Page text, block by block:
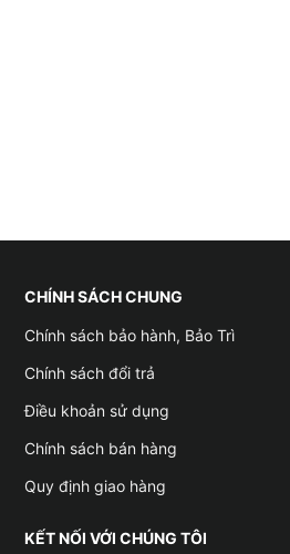
CHÍNH SÁCH CHUNG
Chính sách bảo hành, Bảo Trì
Chính sách đổi trả
Điều khoản sử dụng
Chính sách bán hàng
Quy định giao hàng
KẾT NỐI VỚI CHÚNG TÔI